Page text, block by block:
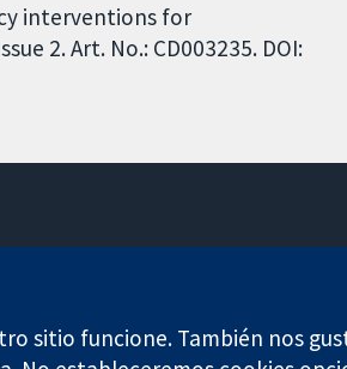
interventions for
2. Art. No.: CD003235. DOI:
sitio funcione. También nos